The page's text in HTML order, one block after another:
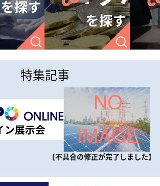
特集記事
特別企画 リスクに備えるレジリエン